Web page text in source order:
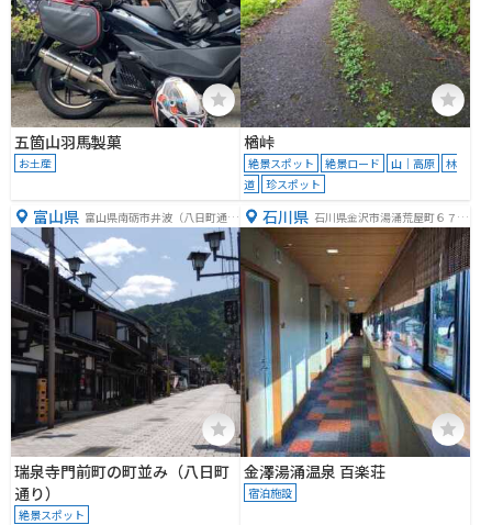
五箇山羽馬製菓
お土産
楢峠
絶景スポット 絶景ロード 山｜高原
林
道
珍スポット
富山県 富山県南砺市井波（八日町通
瑞泉寺門前町の町並み（八日町
通り）
絶景スポット
石川県 石川県金沢市湯涌荒屋町６７
金澤湯涌温泉 百楽荘
宿泊施設